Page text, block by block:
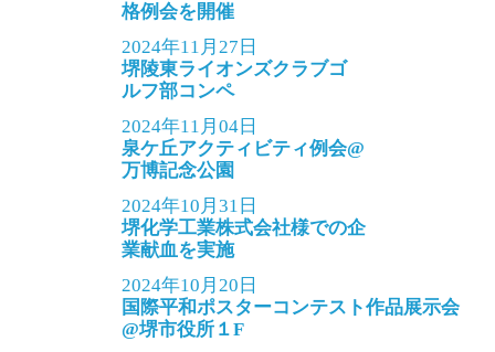
格例会を開催
2024年11月27日
堺陵東ライオンズクラブゴ
ルフ部コンペ
2024年11月04日
泉ケ丘アクティビティ例会@
万博記念公園
2024年10月31日
堺化学工業株式会社様での企
業献血を実施
2024年10月20日
国際平和ポスターコンテスト作品展示会
@堺市役所１F